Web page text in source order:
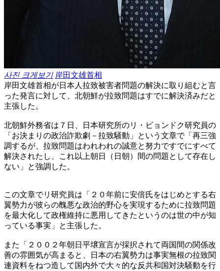
사진 크게보기 岸田文雄首相
岸田文雄首相が日本人拉致被害者問題の解決に取り組むと言
った発言に対して、北朝鮮が拉致問題はすでに解決済みだと
主張した。
北朝鮮外務省は７日、日本研究所のリ・ビョンドク研究員の
「お決まりの政治詐欺劇－拉致騒動」という文章で「再三強
調するが、拉致問題はわれわれの誠意と努力ですでにすべて
解決されたし、これ以上朝日（日朝）間の問題として存在し
ない」と強調した。
この文章でリ研究員は「２０年前に安倍氏をはじめとする右
翼勢力が彼らの醜悪な政治的野心を実現するために拉致問題
を最大化して政権維持に悪用してきたというのは世の中が知
っている事実」と主張した。
また「２００２年朝日平壌宣言が採択されて両国間の関係改
善の雰囲気が高まると、日本の右翼勢力は事実無根の拉致関
連資料をねつ造して国内外で大々的な反共和国対決騒動を行